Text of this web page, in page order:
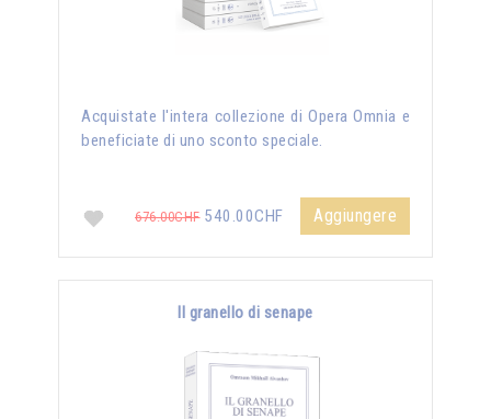
Acquistate l'intera collezione di Opera Omnia e
beneficiate di uno sconto speciale.
676.00CHF540.00CHF Aggiungere
Il granello di senape